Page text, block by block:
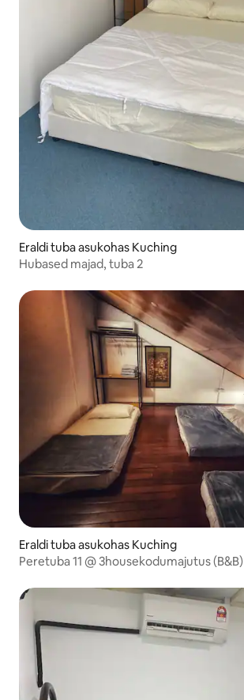
Eraldi tuba asukohas Kuching
Hubased majad, tuba 2
Eraldi tuba asukohas Kuching
Peretuba 11 @ 3housekodumajutus (B&B)